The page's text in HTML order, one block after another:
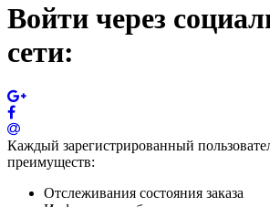
Войти через
сети:
Каждый зарегистрированный
преимуществ:
Отслеживания состояния заказа